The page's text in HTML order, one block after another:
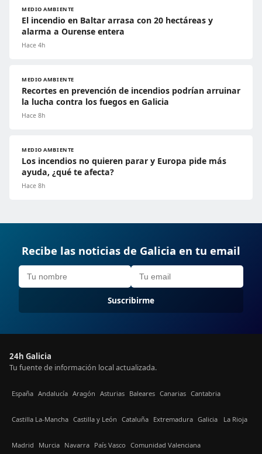
MEDIO AMBIENTE
El incendio en Baltar arrasa con 20 hectáreas y
alarma a Ourense entera
Hace 4h
MEDIO AMBIENTE
Recortes en prevención de incendios podrían arruinar
la lucha contra los fuegos en Galicia
Hace 8h
MEDIO AMBIENTE
Los incendios no quieren parar y Europa pide más
ayuda, ¿qué te afecta?
Hace 8h
Recibe las noticias de Galicia en tu email
Suscribirme
24h Galicia
Tu fuente de información local actualizada.
España Andalucía Aragón Asturias Baleares Canarias Cantabria
Castilla La-Mancha Castilla y León Cataluña Extremadura Galicia La Rioja
Madrid Murcia Navarra País Vasco Comunidad Valenciana